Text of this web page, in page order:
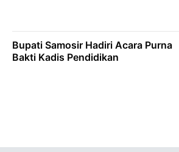
Bupati Samosir Hadiri Acara Purna
Bakti Kadis Pendidikan